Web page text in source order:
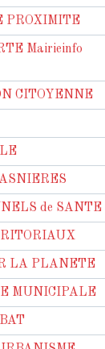
PROXIMITE
Mairieinfo
CITOYENNE
de SANTE
LA PLANETE
MUNICIPALE